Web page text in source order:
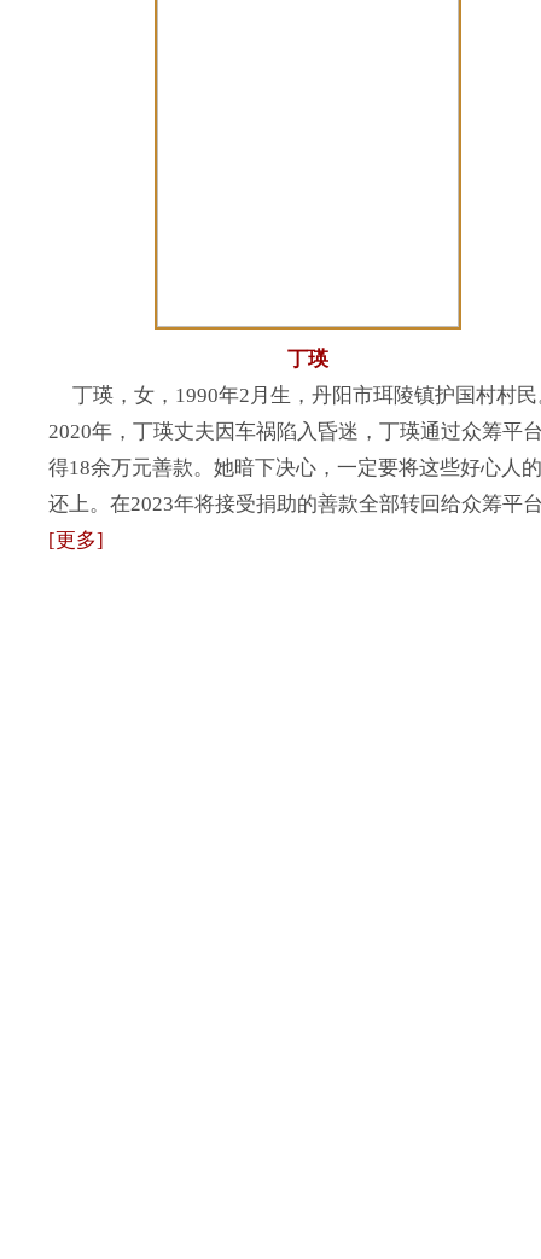
丁瑛
丁瑛，女，1990年2月生，丹阳市珥陵镇护国村村
2020年，丁瑛丈夫因车祸陷入昏迷，丁瑛通过众筹平
得18余万元善款。她暗下决心，一定要将这些好心人
还上。在2023年将接受捐助的善款全部转回给众筹平
[更多]